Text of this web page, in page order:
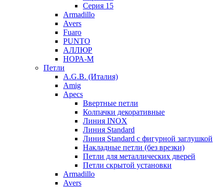
Серия 15
Armadillo
Avers
Fuaro
PUNTO
АЛЛЮР
НОРА-М
Петли
A.G.B. (Италия)
Amig
Apecs
Ввертные петли
Колпачки декоративные
Линия INOX
Линия Standard
Линия Standard с фигурной заглушкой
Накладные петли (без врезки)
Петли для металлических дверей
Петли скрытой установки
Armadillo
Avers